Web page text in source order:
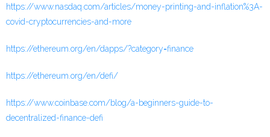
https://www.nasdaq.com/articles/money-printing-and-inflation%3A-
covid-cryptocurrencies-and-more
https://ethereum.org/en/dapps/?category=finance
https://ethereum.org/en/defi/
https://www.coinbase.com/blog/a-beginners-guide-to-
decentralized-finance-defi